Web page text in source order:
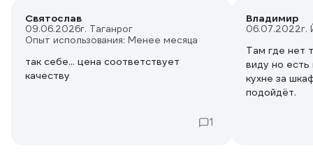
Святослав
09.06.2026г. Таганрог
Опыт использования: Менее месяца
так себе... цена соответствует
качеству
1
Владимир
06.07.2022г.
Там где нет
виду но есть
кухне за
подойдёт.